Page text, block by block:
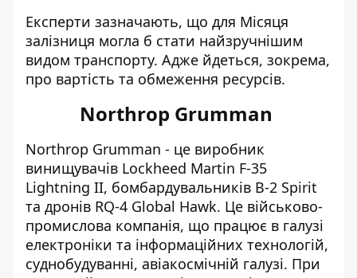
Експерти зазначають, що для Місяця
залізниця могла б стати найзручнішим
видом транспорту. Адже йдеться, зокрема,
про вартість та обмеження ресурсів.
Northrop Grumman
Northrop Grumman - це виробник
винищувачів Lockheed Martin F-35
Lightning II, бомбардувальників B-2 Spirit
та дронів RQ-4 Global Hawk. Це військово-
промислова компанія, що працює в галузі
електроніки та інформаційних технологій,
суднобудуванні, авіакосмічній галузі. При